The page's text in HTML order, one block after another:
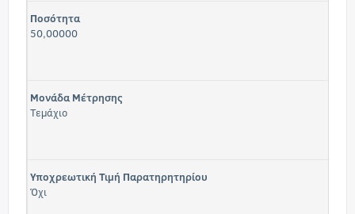
Ποσότητα
50,00000
Μονάδα Μέτρησης
Τεμάχιο
Υποχρεωτική Τιμή Παρατηρητηρίου
Όχι